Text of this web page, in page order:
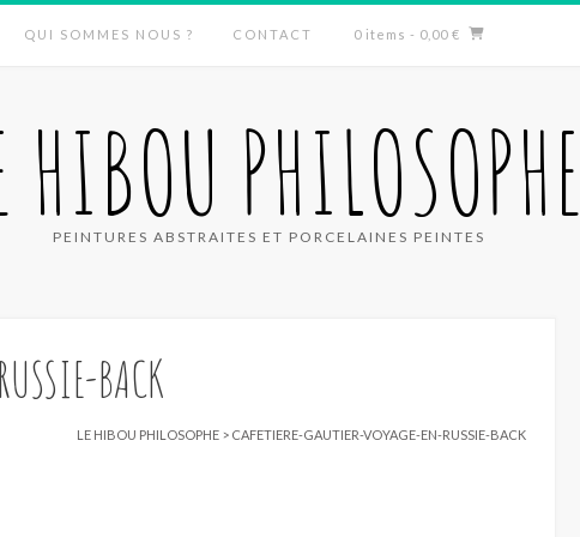
QUI SOMMES NOUS ? CONTACT 0 items - 0,00 €
HIBOU PHILOSOPHE
PEINTURES ABSTRAITES ET PORCELAINES PEINTES
BACK
LE HIBOU PHILOSOPHE > CAFETIERE-GAUTIER-VOYAGE-EN-RUSSIE-BACK